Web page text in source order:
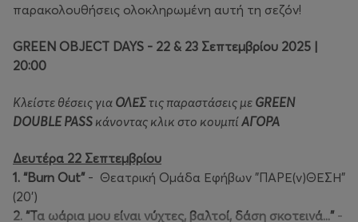
παρακολουθήσεις ολοκληρωμένη αυτή τη σεζόν!
GREEN OBJECT DAYS - 22 & 23 Σεπτεμβρίου 2025 |
20:00
Κλείστε θέσεις για ΟΛΕΣτις παραστάσεις με GREEN
DOUBLE PASS κάνοντας κλικ στο κουμπίΑΓΟΡΑ
Δευτέρα 22 Σεπτεμβρίου
1. “Burn Out”- Θεατρική Ομάδα Εφήβων "ΠΑΡΕ(ν)ΘΕΣΗ"
(20’)
2. “Τα ωάρια μου είναι νύχτες, βαλτοί, δάση σκοτεινά...” -